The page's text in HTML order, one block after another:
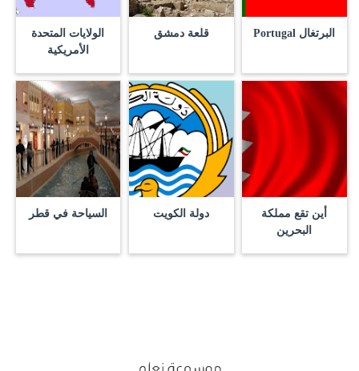
البرتغال Portugal قلعة دمشق
الولايات المتحدة
الأمريكية
أين تقع مملكة
البحرين
دولة الكويت السياحة في قطر